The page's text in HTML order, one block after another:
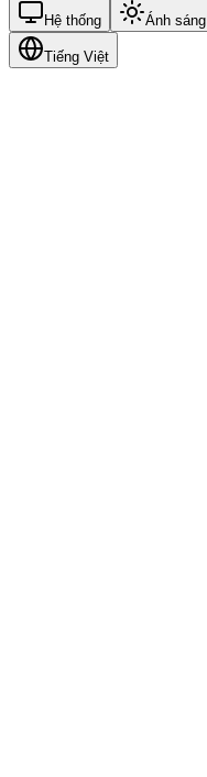
Hệ thống Ánh sáng
Tiếng Việt